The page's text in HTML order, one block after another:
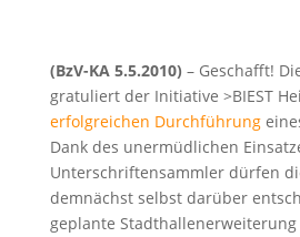
(BzV-KA 5.5.2010) – Geschafft!
gratuliert der Initiative >BIEST
erfolgreichen Durchführung
Dank des unermüdlichen
Unterschriftensammler dürfen
demnächst selbst darüber
geplante